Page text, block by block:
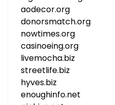
aodecor.org
donorsmatch.org
nowtimes.org
casinoeing.org
livemocha.biz
streetlife.biz
hyves.biz
enoughinfo.net